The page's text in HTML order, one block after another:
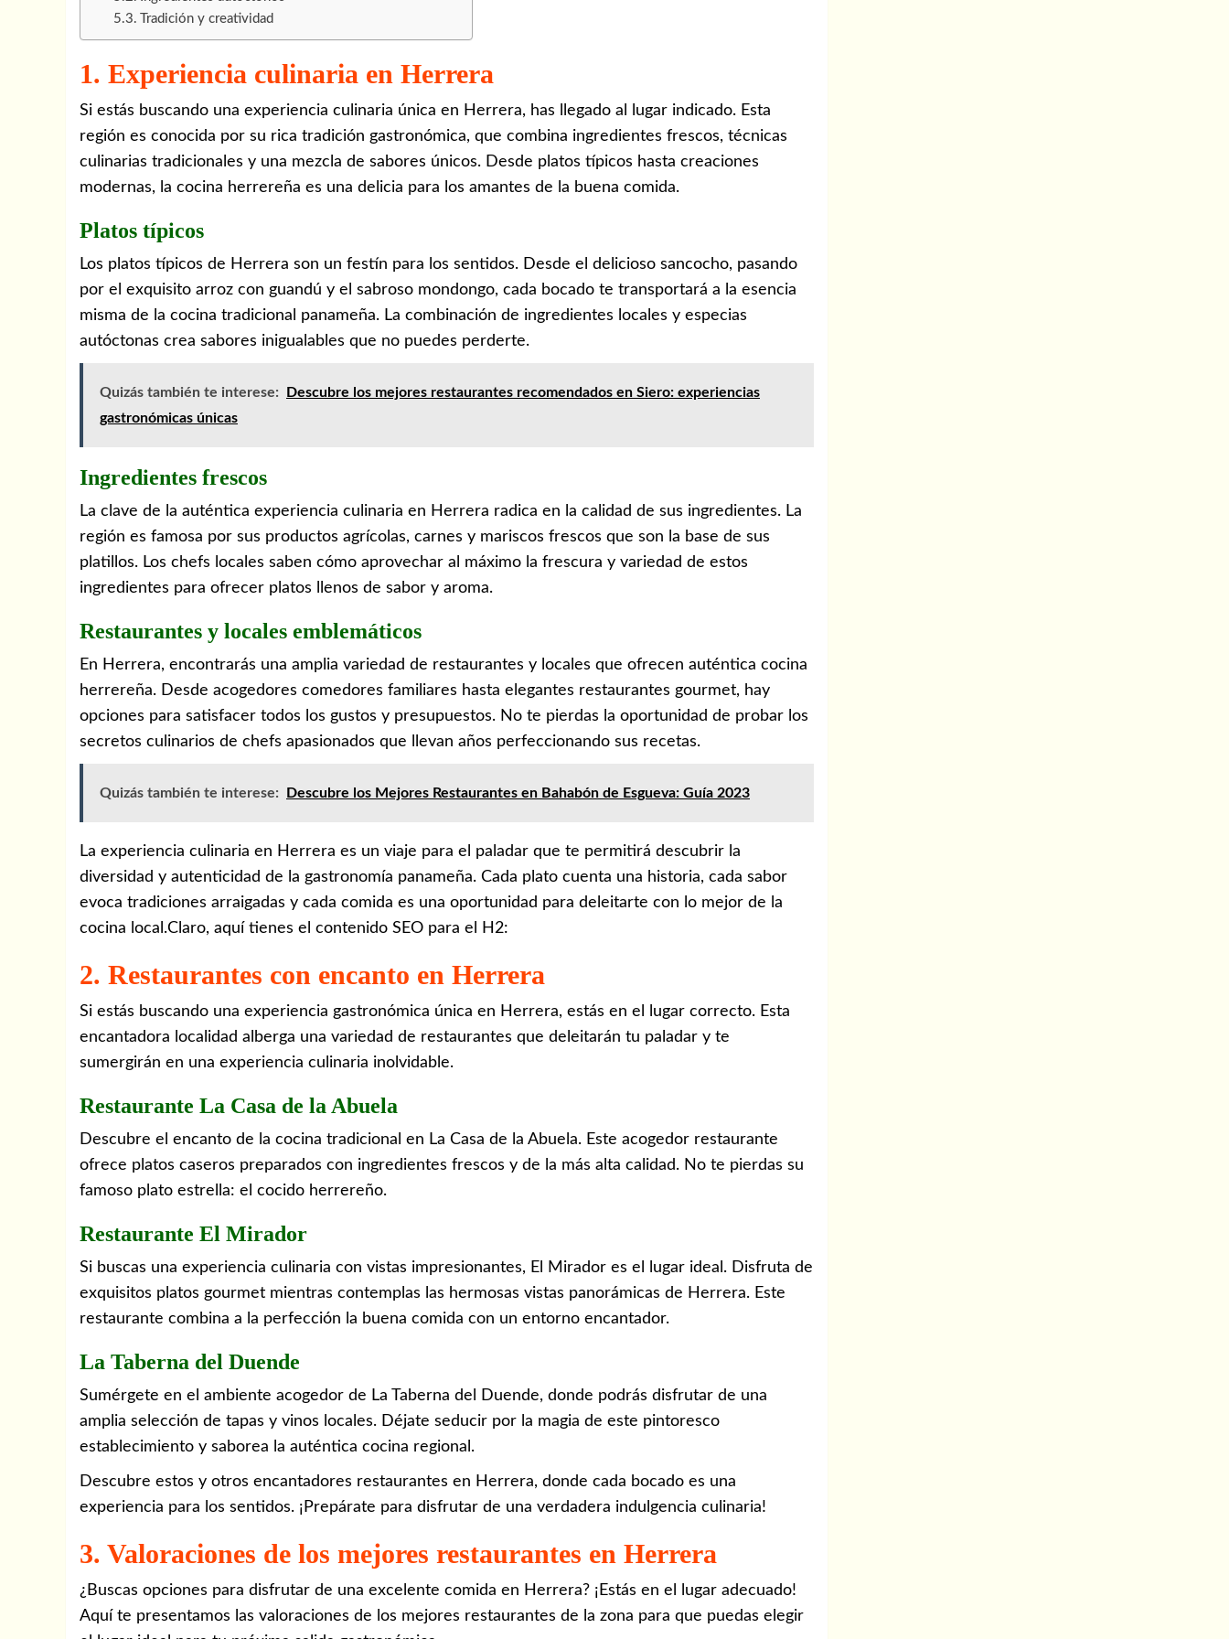
Tradición y creatividad
1. Experiencia culinaria en Herrera
Si estás buscando una experiencia culinaria única en Herrera, has llegado al lugar indicado. Esta
región es conocida por su rica tradición gastronómica, que combina ingredientes frescos, técnicas
culinarias tradicionales y una mezcla de sabores únicos. Desde platos típicos hasta creaciones
modernas, la cocina herrereña es una delicia para los amantes de la buena comida.
Platos típicos
Los platos típicos de Herrera son un festín para los sentidos. Desde el delicioso sancocho, pasando
por el exquisito arroz con guandú y el sabroso mondongo, cada bocado te transportará a la esencia
misma de la cocina tradicional panameña. La combinación de ingredientes locales y especias
autóctonas crea sabores inigualables que no puedes perderte.
Quizás también te interese:
Descubre los mejores restaurantes recomendados en Siero: experiencias
gastronómicas únicas
Ingredientes frescos
La clave de la auténtica experiencia culinaria en Herrera radica en la calidad de sus ingredientes. La
región es famosa por sus productos agrícolas, carnes y mariscos frescos que son la base de sus
platillos. Los chefs locales saben cómo aprovechar al máximo la frescura y variedad de estos
ingredientes para ofrecer platos llenos de sabor y aroma.
Restaurantes y locales emblemáticos
En Herrera, encontrarás una amplia variedad de restaurantes y locales que ofrecen auténtica cocina
herrereña. Desde acogedores comedores familiares hasta elegantes restaurantes gourmet, hay
opciones para satisfacer todos los gustos y presupuestos. No te pierdas la oportunidad de probar los
secretos culinarios de chefs apasionados que llevan años perfeccionando sus recetas.
Quizás también te interese: Descubre los Mejores Restaurantes en Bahabón de Esgueva: Guía 2023
La experiencia culinaria en Herrera es un viaje para el paladar que te permitirá descubrir la
diversidad y autenticidad de la gastronomía panameña. Cada plato cuenta una historia, cada sabor
evoca tradiciones arraigadas y cada comida es una oportunidad para deleitarte con lo mejor de la
cocina local.Claro, aquí tienes el contenido SEO para el H2:
2. Restaurantes con encanto en Herrera
Si estás buscando una experiencia gastronómica única en Herrera, estás en el lugar correcto. Esta
encantadora localidad alberga una variedad de restaurantes que deleitarán tu paladar y te
sumergirán en una experiencia culinaria inolvidable.
Restaurante La Casa de la Abuela
Descubre el encanto de la cocina tradicional en La Casa de la Abuela. Este acogedor restaurante
ofrece platos caseros preparados con ingredientes frescos y de la más alta calidad. No te pierdas su
famoso plato estrella: el cocido herrereño.
Restaurante El Mirador
Si buscas una experiencia culinaria con vistas impresionantes, El Mirador es el lugar ideal. Disfruta de
exquisitos platos gourmet mientras contemplas las hermosas vistas panorámicas de Herrera. Este
restaurante combina a la perfección la buena comida con un entorno encantador.
La Taberna del Duende
Sumérgete en el ambiente acogedor de La Taberna del Duende, donde podrás disfrutar de una
amplia selección de tapas y vinos locales. Déjate seducir por la magia de este pintoresco
establecimiento y saborea la auténtica cocina regional.
Descubre estos y otros encantadores restaurantes en Herrera, donde cada bocado es una
experiencia para los sentidos. ¡Prepárate para disfrutar de una verdadera indulgencia culinaria!
3. Valoraciones de los mejores restaurantes en Herrera
¿Buscas opciones para disfrutar de una excelente comida en Herrera? ¡Estás en el lugar adecuado!
Aquí te presentamos las valoraciones de los mejores restaurantes de la zona para que puedas elegir